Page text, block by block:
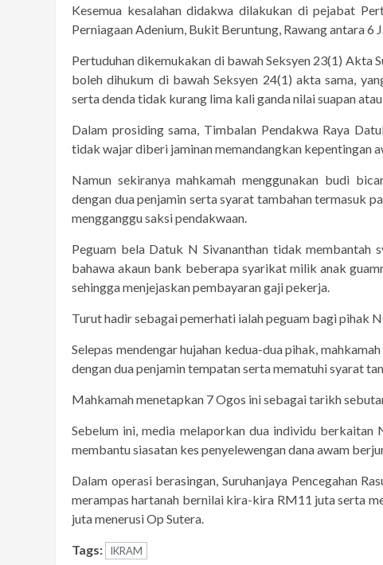
Kesemua kesalahan didakwa dilakukan di pejabat
Perniagaan Adenium, Bukit Beruntung, Rawang antara 6
Pertuduhan dikemukakan di bawah Seksyen 23(1) Akta
boleh dihukum di bawah Seksyen 24(1) akta sama,
serta denda tidak kurang lima kali ganda nilai suapan
Dalam prosiding sama, Timbalan Pendakwa Raya
tidak wajar diberi jaminan memandangkan kepentingan
Namun sekiranya mahkamah menggunakan budi
dengan dua penjamin serta syarat tambahan termasuk
mengganggu saksi pendakwaan.
Peguam bela Datuk N Sivananthan tidak membantah
bahawa akaun bank beberapa syarikat milik anak
sehingga menjejaskan pembayaran gaji pekerja.
Turut hadir sebagai pemerhati ialah peguam bagi pihak
Selepas mendengar hujahan kedua-dua pihak,
dengan dua penjamin tempatan serta mematuhi syarat
Mahkamah menetapkan 7 Ogos ini sebagai tarikh
Sebelum ini, media melaporkan dua individu
membantu siasatan kes penyelewengan dana awam
Dalam operasi berasingan, Suruhanjaya Pencegahan
merampas hartanah bernilai kira-kira RM11 juta serta
juta menerusi Op Sutera.
Tags: IKRAM